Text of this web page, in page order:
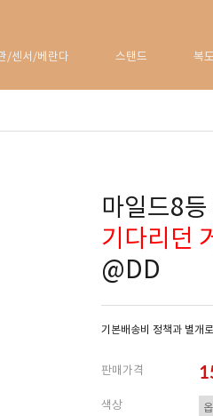
/센서/베란다 스탠드 복
마일드8
기다리던
@DD
기본배송비 정책과 별개
판매가격
색상